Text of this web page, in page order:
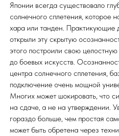
Японии всегда существовало
солнечного сплетения, которое
хара или танден. Практикующие
открыли эту скрытую
этого построили свою
до боевых искусств.
центра солнечного сплетения,
подключение очень мощной
Многих может шокировать, что
на сдаче, а не на утверждении.
гораздо больше, чем простая
может быть обретена через